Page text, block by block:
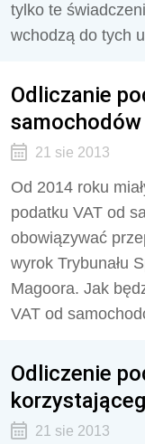
tylko te
wchodzą do tych
Odliczanie
21 sie 2013
Od 2014 roku
podatku VAT od
obowiązywać
wyrok Trybunału
Magoora. Jak
VAT od
Odliczenie
21 sie 2013